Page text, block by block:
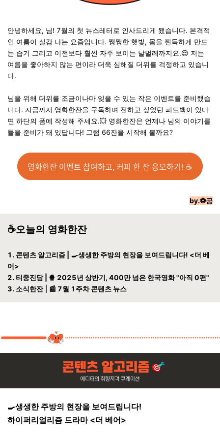
안녕하세요, 님! 7월의 첫 뉴스레터로 인사드리게 됐습니다. 본격적
인 여름이 실감 나는 요즘입니다. 쨍쨍한 햇빛, 몸을 찐득하게 만드
는 습기 그리고 이전보다 훨씬 자주 보이는 날벌레까지요.😌 저는
여름을 좋아하지 않는 편이라 더욱 심해질 더위를 걱정하고 있습니
다.
님을 위해 더위를 조금이나마 잊을 수 있는 작은 이벤트를 준비했습
니다. 지금까지 영화한잔을 구독하며 전하고 싶었던 피드백이 있다
면 하단의 폼에 작성해 주세요.💥 영화한잔은 언제나 님의 이야기를
들을 준비가 돼 있답니다! 그럼 66잔을 시작해 볼까요?
영화한잔 이벤트 참여하고, 커피 한 잔 응모하기! ☕
by.⚽공
☕️오늘의 영화한잔
1. 콘텐츠 알고리즘 | 🍳생생한 주방의 현장을 보여드립니다! <더 베
어>
2. 티중진담 | 🍿 2025년 상반기, 400만 넘은 한국영화 "아직 0편"
3. 소식한잔| 📰 7월 1주차 콘텐츠 뉴스
🍳생생한 주방의 현장을 보여드립니다!
하이퍼리얼리즘 드라마 <더 베어>